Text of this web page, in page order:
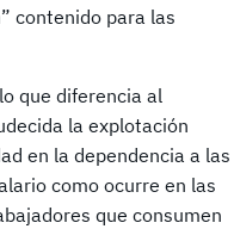
contenido para las
que diferencia al
la explotación
en la dependencia a las
como ocurre en las
que consumen